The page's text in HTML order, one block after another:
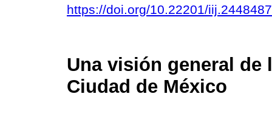
https://doi.org/10.22201/
Una visión general de
Ciudad de México